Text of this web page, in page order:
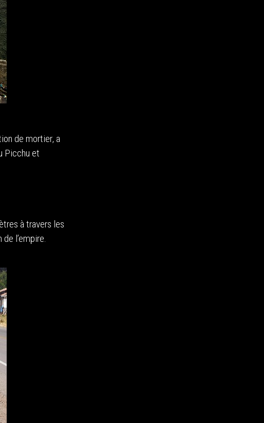
de mortier, a
Picchu et
à travers les
l’empire.